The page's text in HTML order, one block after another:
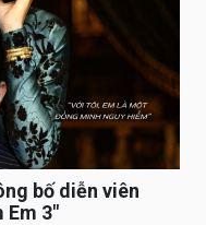
bố diễn viên
3″